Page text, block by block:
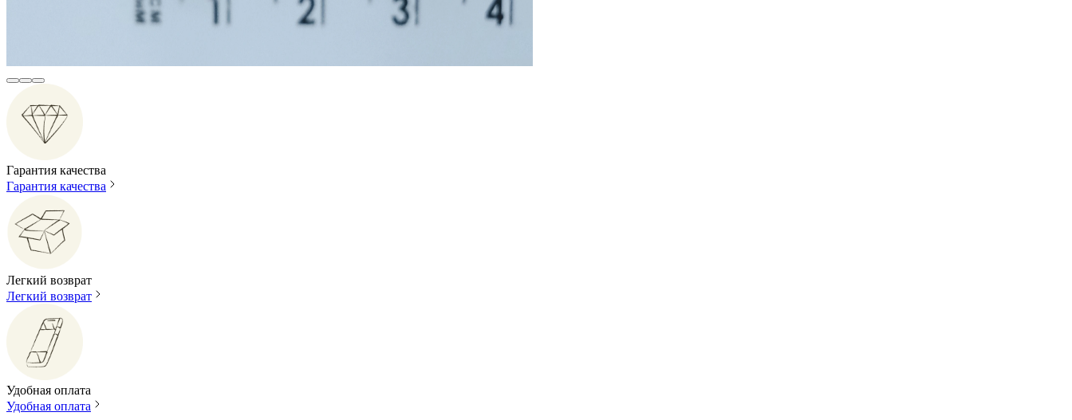
Гарантия качества
Гарантия качества
Легкий возврат
Легкий возврат
Удобная оплата
Удобная оплата